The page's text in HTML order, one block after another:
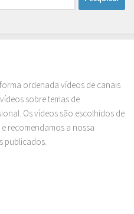
ordenada vídeos de canais
sobre temas de
Os vídeos são escolhidos de
recomendamos a nossa
publicados.